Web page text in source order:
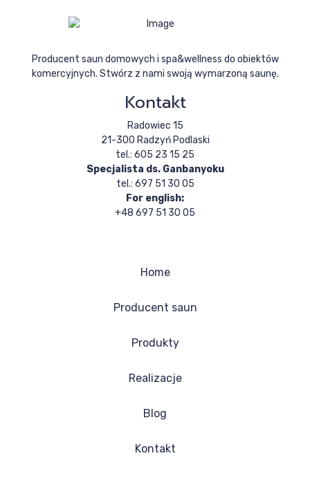
Producent saun domowych i spa&wellness do obiektów
komercyjnych. Stwórz z nami swoją wymarzoną saunę.
Kontakt
Radowiec 15
21-300 Radzyń Podlaski
tel.: 605 23 15 25
Specjalista ds. Ganbanyoku
tel.: 697 51 30 05
For english:
+48 697 51 30 05
Home
Producent saun
Produkty
Realizacje
Blog
Kontakt